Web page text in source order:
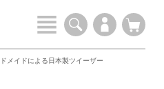
メイドによる日本製ツイーザー